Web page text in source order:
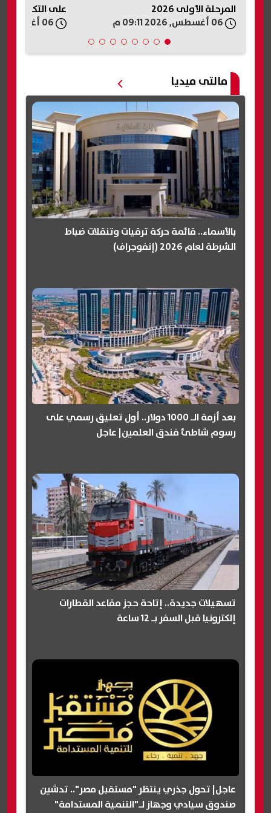
على التكنولوجيا الحديثة
التظلمات
مالتى ميديا
بالأسماء.. قائمة حركة ترقيات وتنقلات ضباط
الشرطة لعام 2026 (إنفوجراف)
بعد أزمة الـ 1000 دولار.. أول تعليق رسمي على
رسوم شاطئ فندق العلمين| عاجل
تسهيلات جديدة.. إتاحة حجز مقاعد القطارات
إلكترونيا قبل السفر بـ 12 ساعة
عاجل| تحول جذري ينتظر "مستقبل مصر".. تدشين
صندوق سيادي وجهاز لـ"التنمية المستدامة"